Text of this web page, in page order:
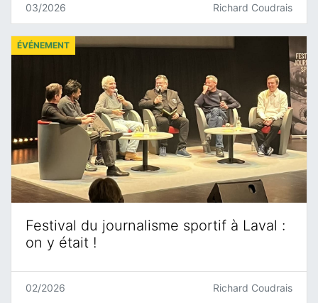
03/2026 Richard Coudrais
Festival du journalisme sportif à Laval :
on y était !
ÉVÉNEMENT
02/2026 Richard Coudrais